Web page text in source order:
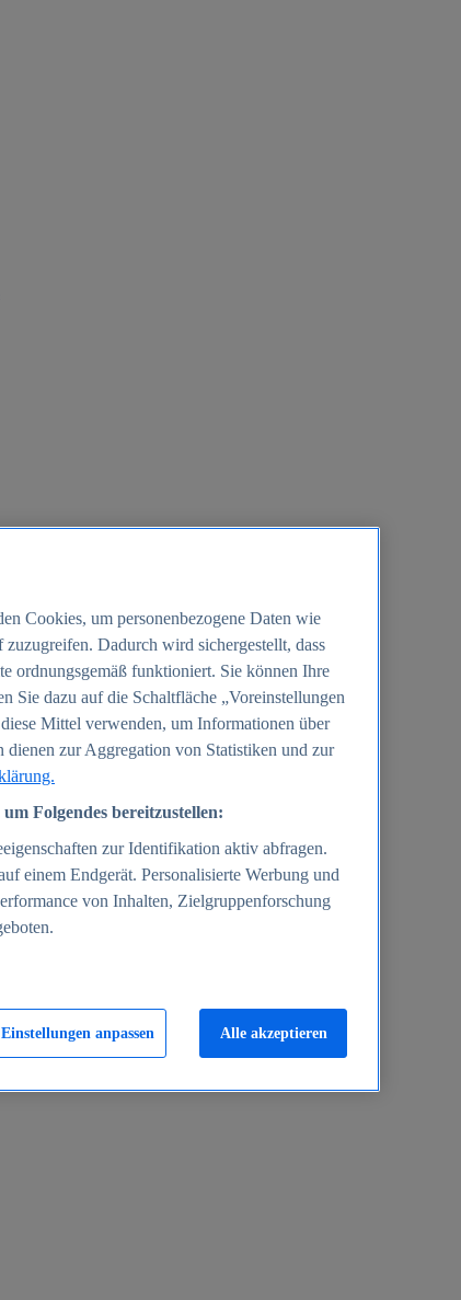
Cookies, um personenbezogene Daten wie
Dadurch wird sichergestellt, dass
ordnungsgemäß funktioniert. Sie können Ihre
Sie dazu auf die Schaltfläche „Voreinstellungen
Mittel verwenden, um Informationen über
zur Aggregation von Statistiken und zur
Folgendes bereitzustellen:
zur Identifikation aktiv abfragen.
einem Endgerät. Personalisierte Werbung und
von Inhalten, Zielgruppenforschung
Einstellungen anpassen Alle akzeptieren